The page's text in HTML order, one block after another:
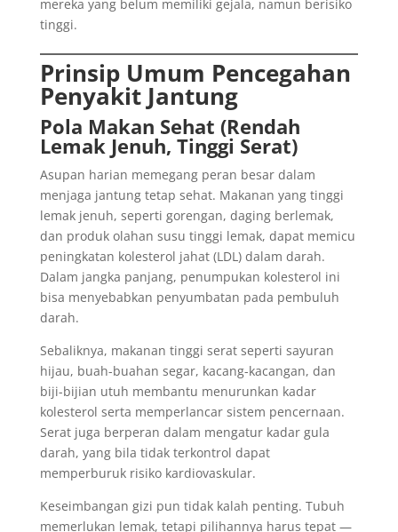
mereka yang belum memiliki gejala, namun berisiko
tinggi.
Prinsip Umum Pencegahan
Penyakit Jantung
Pola Makan Sehat (Rendah
Lemak Jenuh, Tinggi Serat)
Asupan harian memegang peran besar dalam
menjaga jantung tetap sehat. Makanan yang tinggi
lemak jenuh, seperti gorengan, daging berlemak,
dan produk olahan susu tinggi lemak, dapat memicu
peningkatan kolesterol jahat (LDL) dalam darah.
Dalam jangka panjang, penumpukan kolesterol ini
bisa menyebabkan penyumbatan pada pembuluh
darah.
Sebaliknya, makanan tinggi serat seperti sayuran
hijau, buah-buahan segar, kacang-kacangan, dan
biji-bijian utuh membantu menurunkan kadar
kolesterol serta memperlancar sistem pencernaan.
Serat juga berperan dalam mengatur kadar gula
darah, yang bila tidak terkontrol dapat
memperburuk risiko kardiovaskular.
Keseimbangan gizi pun tidak kalah penting. Tubuh
memerlukan lemak, tetapi pilihannya harus tepat —